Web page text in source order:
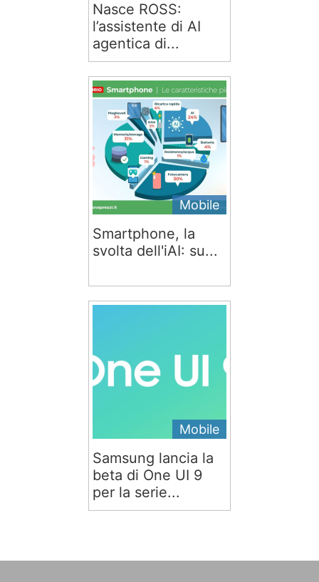
Nasce ROSS:
l’assistente di AI
agentica di...
Mobile
Smartphone, la
svolta dell'iAI: su...
Mobile
Samsung lancia la
beta di One UI 9
per la serie...